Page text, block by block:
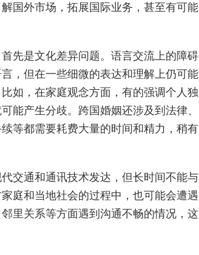
国外市场，拓展国际业务，甚至有可能
先是文化差异问题。语言交流上的障碍
，但在一些细微的表达和理解上仍可能
如，在家庭观念方面，有的强调个人独
能产生分歧。跨国婚姻还涉及到法律、
等都需要耗费大量的时间和精力，稍有
交通和通讯技术发达，但长时间不能与
庭和当地社会的过程中，也可能会遭遇
里关系等方面遇到沟通不畅的情况，这